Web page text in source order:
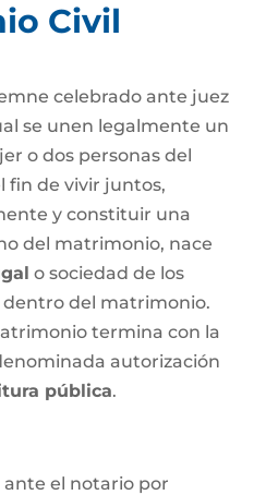
Civil
celebrado ante juez
se unen legalmente un
o dos personas del
fin de vivir juntos,
y constituir una
del matrimonio, nace
o sociedad de los
del matrimonio.
termina con la
autorización
pública.
el notario por